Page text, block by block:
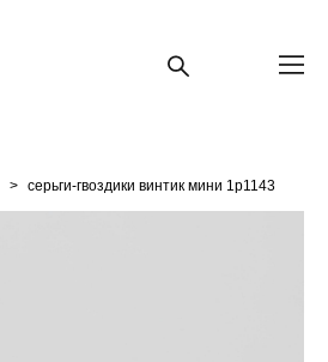
> cерьги-гвоздики винтик мини 1p1143